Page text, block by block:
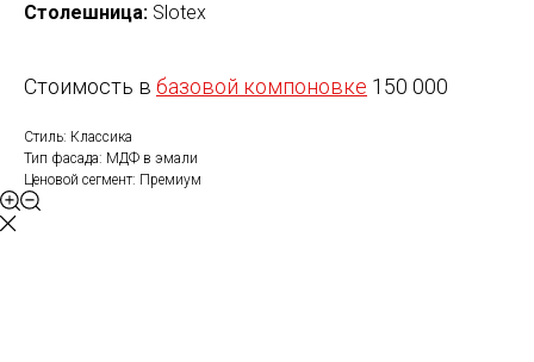
Столешница: Slotex
Стоимость в базовой компоновке 150 000
Стиль: Классика
Тип фасада: МДФ в эмали
Ценовой сегмент: Премиум